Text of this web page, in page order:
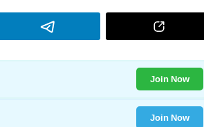
Join Now
Join Now